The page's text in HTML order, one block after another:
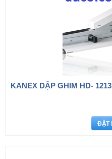
KANEX DẬP GHIM HD- 1213